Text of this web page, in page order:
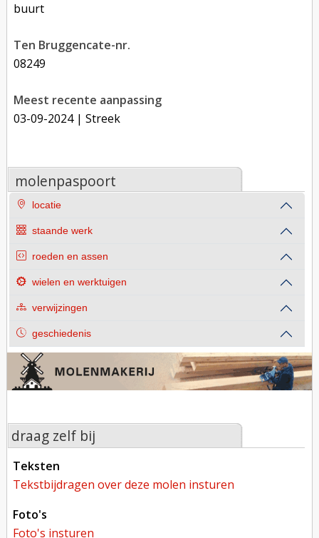
buurt
Ten Bruggencate-nr.
08249
Meest recente aanpassing
03-09-2024| Streek
molenpaspoort
locatie
staande werk
roeden en assen
wielen en werktuigen
verwijzingen
geschiedenis
draag zelf bij
teksten
tekstbijdragen over deze molen insturen
foto's
foto's insturen